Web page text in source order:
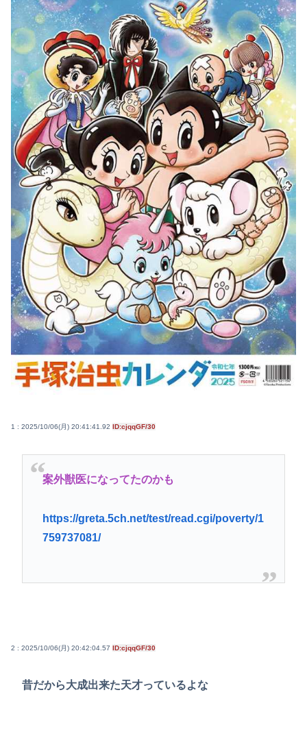
1 : 2025/10/06(月) 20:41:41.92 ID:cjqqGF/30
案外獣医になってたのかも
https://greta.5ch.net/test/read.cgi/poverty/1
759737081/
2 : 2025/10/06(月) 20:42:04.57 ID:cjqqGF/30
昔だから大成出来た天才っているよな